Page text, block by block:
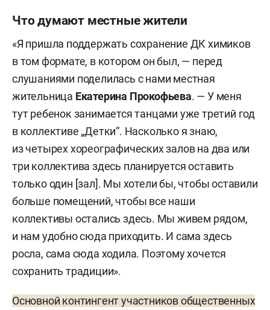
Что думают местные жители
«Я пришла поддержать сохранение ДК химиков
в том формате, в котором он был, — перед
слушаниями поделилась с нами местная
жительница Екатерина Прокофьева. — У меня
тут ребенок занимается танцами уже третий год
в коллективе „Детки“. Насколько я знаю,
из четырех хореографических залов на два или
три коллектива здесь планируется оставить
только один [зал]. Мы хотели бы, чтобы оставили
больше помещений, чтобы все наши
коллективы остались здесь. Мы живем рядом,
и нам удобно сюда приходить. И сама здесь
росла, сама сюда ходила. Поэтому хочется
сохранить традиции».
Основной контингент участников общественных